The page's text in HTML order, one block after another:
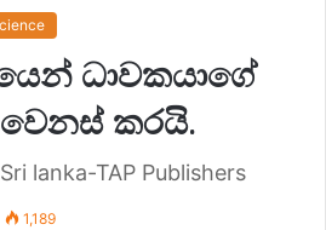
ධාවකයාගේ
වෙනස් කරයි.
lanka-TAP Publishers
1,189